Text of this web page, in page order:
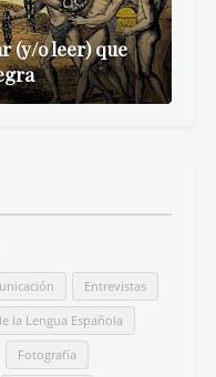
(y/o leer) que
Entrevistas
la Lengua Española
Fotografía